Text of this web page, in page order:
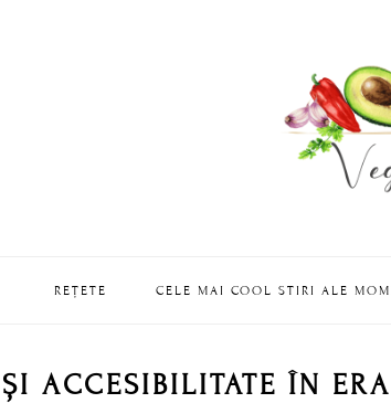
REȚETE CELE MAI COOL STIRI ALE
ACCESIBILITATE ÎN